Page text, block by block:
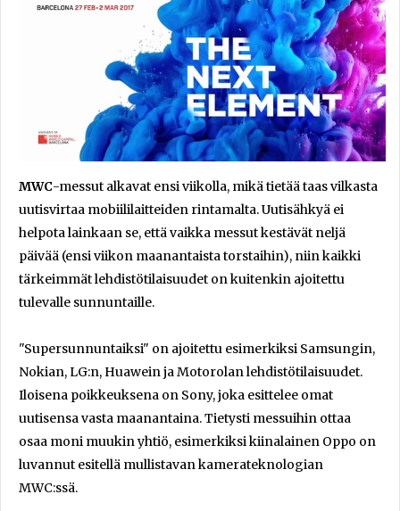
MWC-messut alkavat ensi viikolla, mikä tietää taas vilkasta
uutisvirtaa mobiililaitteiden rintamalta. Uutisähkyä ei
helpota lainkaan se, että vaikka messut kestävät neljä
päivää (ensi viikon maanantaista torstaihin), niin kaikki
tärkeimmät lehdistötilaisuudet on kuitenkin ajoitettu
tulevalle sunnuntaille.
"Supersunnuntaiksi" on ajoitettu esimerkiksi Samsungin,
Nokian, LG:n, Huawein ja Motorolan lehdistötilaisuudet.
Iloisena poikkeuksena on Sony, joka esittelee omat
uutisensa vasta maanantaina. Tietysti messuihin ottaa
osaa moni muukin yhtiö, esimerkiksi kiinalainen Oppo on
luvannut esitellä mullistavan kamerateknologian
MWC:ssä.